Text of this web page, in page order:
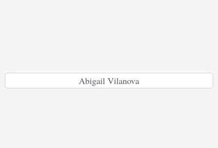
Abigail Vilanova